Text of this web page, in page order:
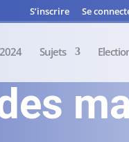
S’inscrire Se
Sujets